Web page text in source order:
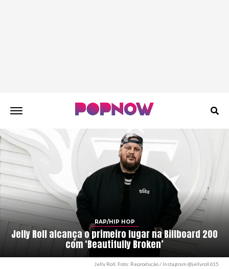
RAP/HIP HOP
Jelly Roll alcança o primeiro lugar na Billboard 200
com ‘Beautifully Broken’
Jelly Roll. Foto: Reprodução / Instagram @jellyroll615